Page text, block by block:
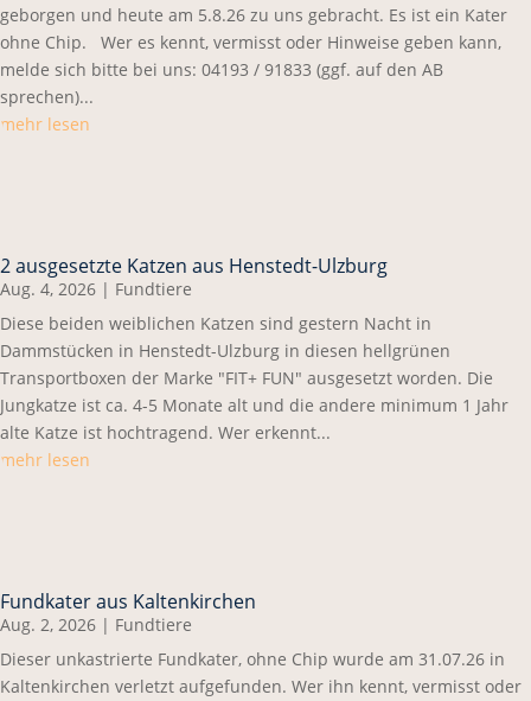
geborgen und heute am 5.8.26 zu uns gebracht. Es ist ein Kater
ohne Chip. Wer es kennt, vermisst oder Hinweise geben kann,
melde sich bitte bei uns: 04193 / 91833 (ggf. auf den AB
sprechen)...
mehr lesen
2 ausgesetzte Katzen aus Henstedt-Ulzburg
Aug. 4, 2026 | Fundtiere
Diese beiden weiblichen Katzen sind gestern Nacht in
Dammstücken in Henstedt-Ulzburg in diesen hellgrünen
Transportboxen der Marke "FIT+ FUN" ausgesetzt worden. Die
Jungkatze ist ca. 4-5 Monate alt und die andere minimum 1 Jahr
alte Katze ist hochtragend. Wer erkennt...
mehr lesen
Fundkater aus Kaltenkirchen
Aug. 2, 2026 | Fundtiere
Dieser unkastrierte Fundkater, ohne Chip wurde am 31.07.26 in
Kaltenkirchen verletzt aufgefunden. Wer ihn kennt, vermisst oder